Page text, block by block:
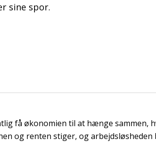
sine spor.
få økonomien til at hænge sammen,
og renten stiger, og arbejdsløsheden